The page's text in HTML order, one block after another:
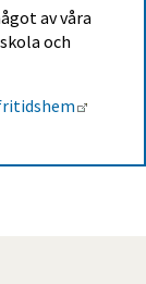
av våra
och